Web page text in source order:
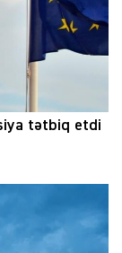
tətbiq etdi